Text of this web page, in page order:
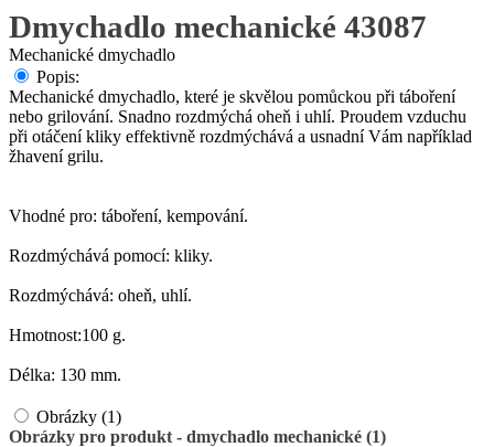
Dmychadlo mechanické 43087
Mechanické dmychadlo
Popis:
Mechanické dmychadlo, které je skvělou pomůckou při táboření
nebo grilování. Snadno rozdmýchá oheň i uhlí. Proudem vzduchu
při otáčení kliky effektivně rozdmýchává a usnadní Vám například
žhavení grilu.
Vhodné pro: táboření, kempování.
Rozdmýchává pomocí: kliky.
Rozdmýchává: oheň, uhlí.
Hmotnost:100 g.
Délka: 130 mm.
Obrázky (1)
Obrázky pro produkt - dmychadlo mechanické (1)